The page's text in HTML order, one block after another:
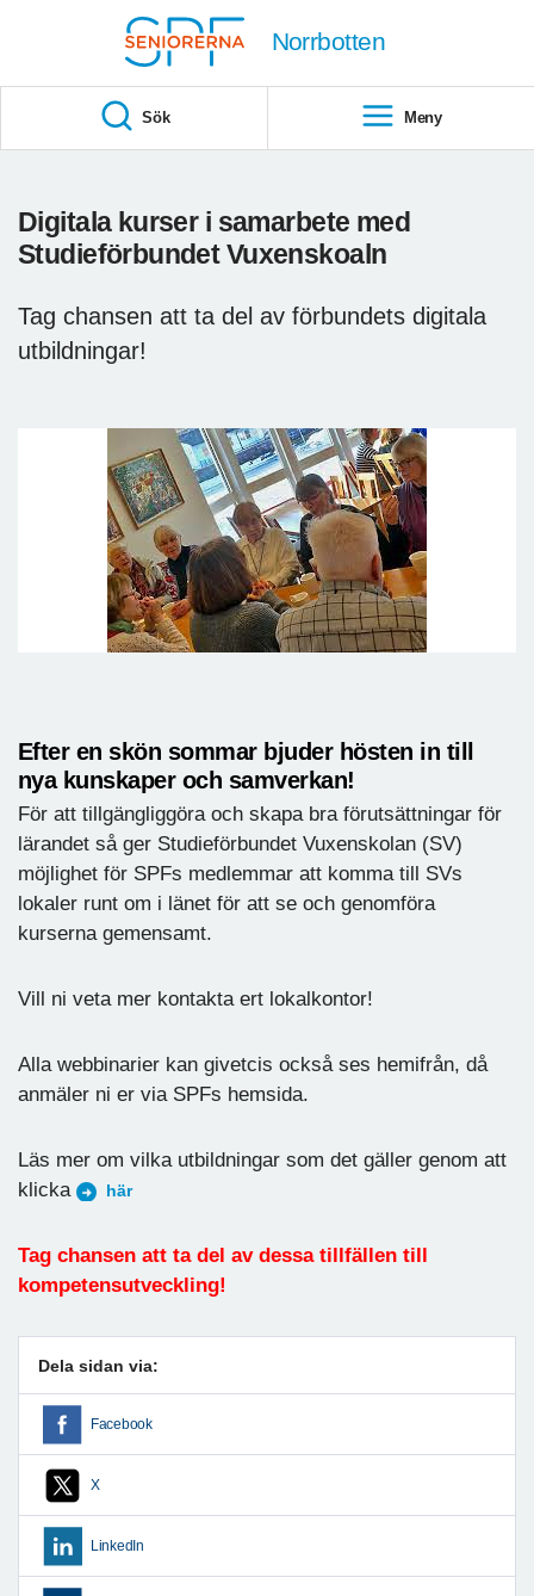
Norrbotten
Sök Meny
Digitala kurser i samarbete med
Studieförbundet Vuxenskoaln
Tag chansen att ta del av förbundets digitala
utbildningar!
Efter en skön sommar bjuder hösten in till
nya kunskaper och samverkan!
För att tillgängliggöra och skapa bra förutsättningar för
lärandet så ger Studieförbundet Vuxenskolan (SV)
möjlighet för SPFs medlemmar att komma till SVs
lokaler runt om i länet för att se och genomföra
kurserna gemensamt.
Vill ni veta mer kontakta ert lokalkontor!
Alla webbinarier kan givetcis också ses hemifrån, då
anmäler ni er via SPFs hemsida.
Läs mer om vilka utbildningar som det gäller genom att
klicka
här
Tag chansen att ta del av dessa tillfällen till
kompetensutveckling!
Dela sidan via:
Facebook
X
LinkedIn